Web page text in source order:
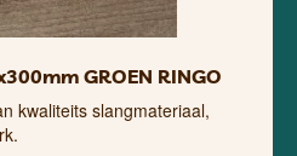
GROEN RINGO
kwaliteits slangmateriaal,